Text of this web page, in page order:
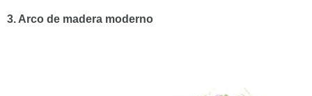
3. Arco de madera moderno